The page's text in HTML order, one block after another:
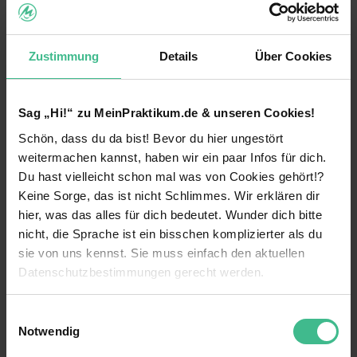
Zustimmung Details Über Cookies
Sag „Hi!“ zu MeinPraktikum.de & unseren Cookies!
Schön, dass du da bist! Bevor du hier ungestört
weitermachen kannst, haben wir ein paar Infos für dich.
Du hast vielleicht schon mal was von Cookies gehört!?
Keine Sorge, das ist nicht Schlimmes. Wir erklären dir
hier, was das alles für dich bedeutet. Wunder dich bitte
nicht, die Sprache ist ein bisschen komplizierter als du
sie von uns kennst. Sie muss einfach den aktuellen
Datenschutzbestimmungen gerecht werden.
Notwendig
Freiwilliges Praktikum
Pflichtpraktikum
Lidl Dienstleistung GmbH & Co. KG
Studentenjob im Verkauf Teilzeit
(m/w/d)
Werkstudent
Wuppertal
Keine Angabe
Weitere Ergebnisse anzeigen
Wuppertal: Praktikum 2026 finden